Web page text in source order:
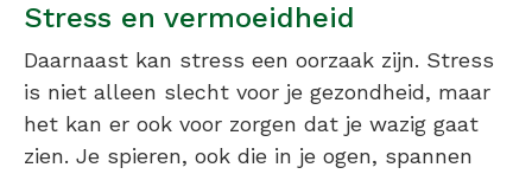
Stress en vermoeidheid
Daarnaast kan stress een oorzaak zijn. Stress
is niet alleen slecht voor je gezondheid, maar
het kan er ook voor zorgen dat je wazig gaat
zien. Je spieren, ook die in je ogen, spannen